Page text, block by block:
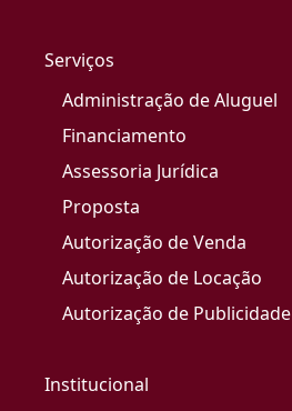
Serviços
Administração de Aluguel
Financiamento
Assessoria Jurídica
Proposta
Autorização de Venda
Autorização de Locação
Autorização de Publicidade
Institucional